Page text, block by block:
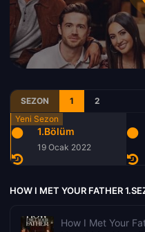
SEZON 1 2
1.Bölüm
19 Ocak 2022
HOW I MET YOUR FATHER
How I Met Your